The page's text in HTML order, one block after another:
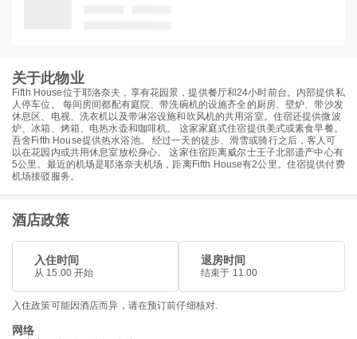
关于此物业
Fifth House位于耶洛奈夫，享有花园景，提供餐厅和24小时前台。内部提供私
人停车位。 每间房间都配有庭院、带洗碗机的设施齐全的厨房、壁炉、带沙发
休息区、电视、洗衣机以及带淋浴设施和吹风机的共用浴室。住宿还提供微波
炉、冰箱、烤箱、电热水壶和咖啡机。 这家家庭式住宿提供美式或素食早餐。
吾舍Fifth House提供热水浴池。 经过一天的徒步、滑雪或骑行之后，客人可
以在花园内或共用休息室放松身心。 这家住宿距离威尔士王子北部遗产中心有
5公里。最近的机场是耶洛奈夫机场，距离Fifth House有2公里。住宿提供付费
机场接驳服务。
酒店政策
入住时间
从 15.00 开始
退房时间
结束于 11.00
入住政策可能因酒店而异，请在预订前仔细核对.
网络